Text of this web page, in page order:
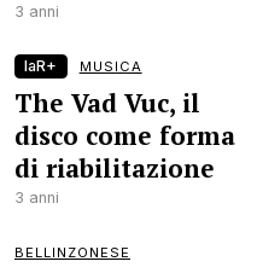
3 anni
laR+ MUSICA
The Vad Vuc, il
disco come forma
di riabilitazione
3 anni
BELLINZONESE